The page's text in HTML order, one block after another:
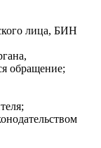
лица, БИН
обращение;